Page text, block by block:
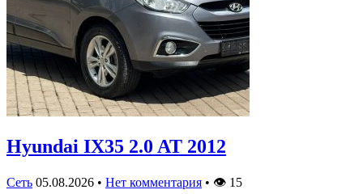
Hyundai IX35 2.0 AT 2012
Сеть 05.08.2026 • Нет комментария • 👁 15